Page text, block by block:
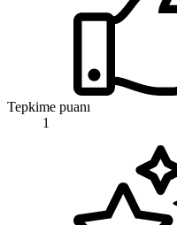
Tepkime puanı
1